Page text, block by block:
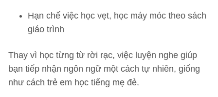
Hạn chế việc học vẹt, học máy móc theo sách
giáo trình
Thay vì học từng từ rời rạc, việc luyện nghe giúp
bạn tiếp nhận ngôn ngữ một cách tự nhiên, giống
như cách trẻ em học tiếng mẹ đẻ.